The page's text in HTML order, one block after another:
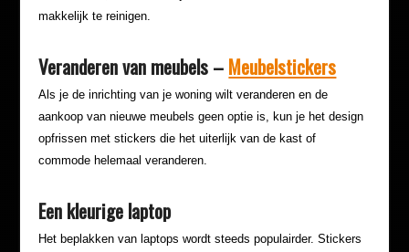
makkelijk te reinigen.
Veranderen van meubels –Meubelstickers
Als je de inrichting van je woning wilt veranderen en de
aankoop van nieuwe meubels geen optie is, kun je het design
opfrissen met stickers die het uiterlijk van de kast of
commode helemaal veranderen.
Een kleurige laptop
Het beplakken van laptops wordt steeds populairder. Stickers